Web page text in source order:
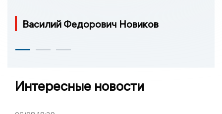
Василий Федорович Новиков
Интересные новости